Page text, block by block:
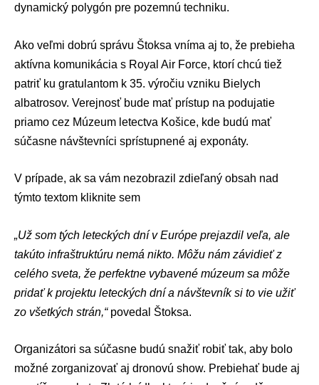
dynamický polygón pre pozemnú techniku.
Ako veľmi dobrú správu Štoksa vníma aj to, že prebieha
aktívna komunikácia s Royal Air Force, ktorí chcú tiež
patriť ku gratulantom k 35. výročiu vzniku Bielych
albatrosov. Verejnosť bude mať prístup na podujatie
priamo cez Múzeum letectva Košice, kde budú mať
súčasne návštevníci sprístupnené aj exponáty.
V prípade, ak sa vám nezobrazil zdieľaný obsah nad
týmto textom kliknite sem
„Už som tých leteckých dní v Európe prejazdil veľa, ale
takúto infraštruktúru nemá nikto. Môžu nám závidieť z
celého sveta, že perfektne vybavené múzeum sa môže
pridať k projektu leteckých dní a návštevník si to vie užiť
zo všetkých strán,“povedal Štoksa.
Organizátori sa súčasne budú snažiť robiť tak, aby bolo
možné zorganizovať aj dronovú show. Prebiehať bude aj